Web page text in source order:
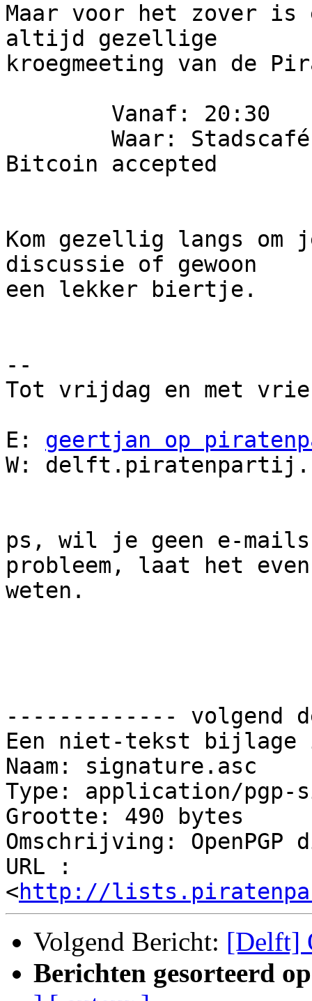
Maar voor het zover
altijd gezellige
kroegmeeting van de
Bitcoin accepted
Kom gezellig langs om
discussie of gewoon
een lekker biertje.
--
Tot vrijdag en met
E: geertjan op
W:
ps, wil je geen e-mails
probleem, laat het even
weten.
------------- volgend
Een niet-tekst
Naam: signature.asc
Type: application/pgp-
Grootte: 490 bytes
Omschrijving:
URL :
<http://
Volgend Bericht: [Delft]
Berichten gesorteerd